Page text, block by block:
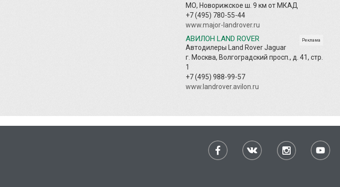
МО, Новорижское ш. 9 км от МКАД
+7 (495) 780-55-44
www.major-landrover.ru
Реклама
АВИЛОН LAND ROVER
Автодилеры Land Rover Jaguar
г. Москва, Волгоградский просп., д. 41, стр.
1
+7 (495) 988-99-57
www.landrover.avilon.ru